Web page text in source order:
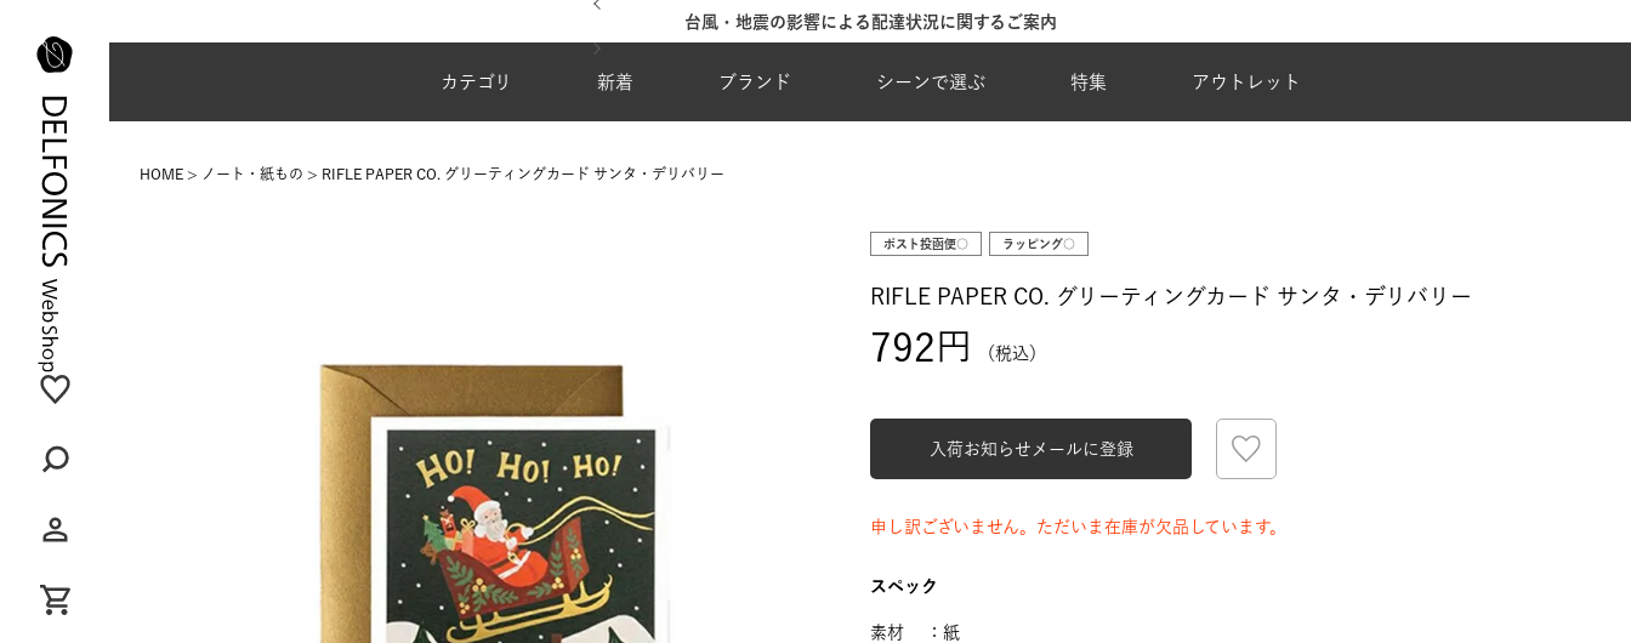
台風・地震の影響による配達状況に関するご案内
カテゴリ 新着 ブランド シーンで選ぶ 特集 アウトレット
HOME ノート・紙もの RIFLE PAPER CO. グリーティングカード サンタ・デリバリー
ポスト投函便○ ラッピング○
RIFLE PAPER CO. グリーティングカード サンタ・デリバリー
792 税込
入荷お知らせメールに登録
申し訳ございません。ただいま在庫が欠品しています。
スペック
素材 ：紙